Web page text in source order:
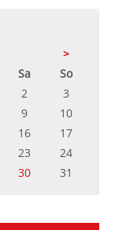
>
SamstagSonntag
2
3
9
10
16
17
23
24
30 31